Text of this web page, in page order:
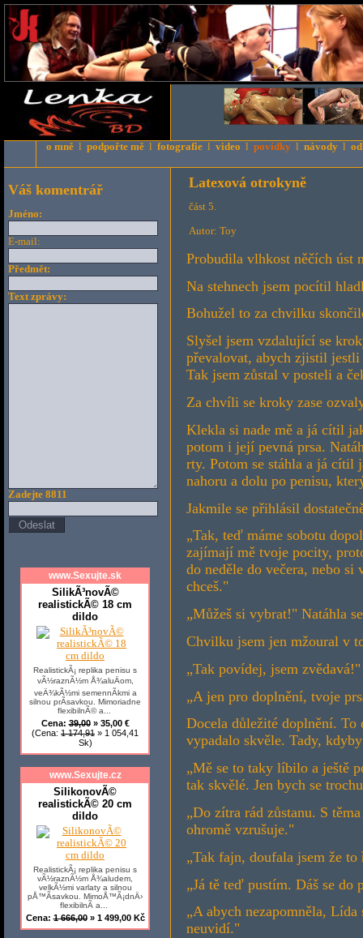
o mně l podpořte mě l fotografie l video l povídky l návody l
Latexová otrokyně
část 5.
Autor: Toy
Probudila vlhkost něčích úst
Na stehnech jsem pocítil
Bohužel to za chvilku
Slyšel jsem vzdalující se
převalovat, abych zjistil
Tak jsem zůstal v posteli a
Za chvíli se kroky zase
Klekla si nade mě a já cítil
potom i její pevná prsa.
rty. Potom se stáhla a já
nahoru a dolu po penisu,
Jakmile se přihlásil
„Tak, teď máme sobotu
zajímají mě tvoje pocity,
do neděle do večera, nebo si
chceš."
„Můžeš si vybrat!" Natáhla
Chvilku jsem jen mžoural v
„Tak povídej, jsem zvědavá!"
„A jen pro doplnění, tvoje
Docela důležité doplnění.
vypadalo skvěle. Tady,
„Mě se to taky líbilo a ještě
tak skvělé. Jen bych se
„Do zítra rád zůstanu. S
ohromě vzrušuje."
„Tak fajn, doufala jsem že to
„Já tě teď pustím. Dáš se do
„A abych nezapomněla,
neuvidí."
Váš komentrář
Jméno:
E-mail:
Předmět:
Text zprávy:
Zadejte 8811
www.Sexujte.sk
SilikÃ³novÃ©
realistickÃ© 18 cm
dildo
RealistickÃ¡ replika penisu s
vÃ½raznÃ½m Å¾aluÄom,
veÄ¾kÃ½mi semennÃ­kmi a
silnou prÃ­savkou. Mimoriadne
flexibilnÃ© a...
Cena:39,00» 35,00 €
(Cena: 1 174,91 » 1 054,41
Sk)
www.Sexujte.cz
SilikonovÃ©
realistickÃ© 20 cm
dildo
RealistickÃ¡ replika penisu s
vÃ½raznÃ½m Å¾aludem,
velkÃ½mi varlaty a silnou
pÅ™Ã­savkou. MimoÅ™Ã¡dnÄ›
flexibilnÃ­ a...
Cena:1 666,00» 1 499,00 Kč